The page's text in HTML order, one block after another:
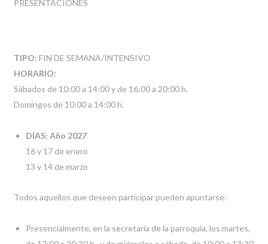
PRESENTACIONES
TIPO: FIN DE SEMANA/INTENSIVO
HORARIO:
Sábados de 10:00 a 14:00 y de 16:00 a 20:00 h.
Domingos de 10:00 a 14:00 h.
DÍAS: Año 2027
16 y 17 de enero
13 y 14 de marzo
Todos aquellos que deseen participar pueden apuntarse:
Presencialmente, en la secretaría de la parroquia, los martes,